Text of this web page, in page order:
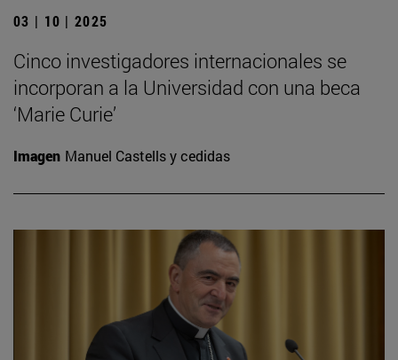
03 | 10 | 2025
Cinco investigadores internacionales se
incorporan a la Universidad con una beca
‘Marie Curie’
Imagen Manuel Castells y cedidas